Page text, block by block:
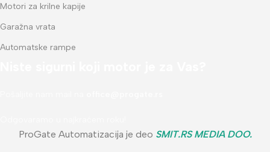
Motori za krilne kapije
Garažna vrata
Automatske rampe
ProGate Automatizacija je deo SMIT.RS MEDIA DOO.